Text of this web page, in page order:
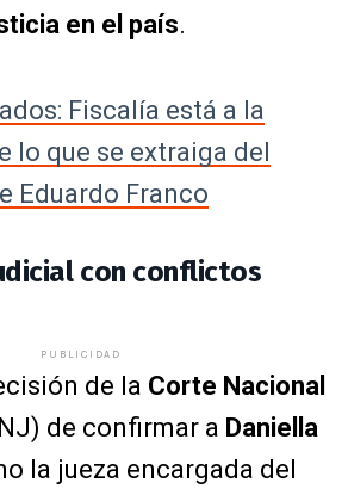
en el país.
Fiscalía está a la
lo que se extraiga del
Eduardo Franco
con conflictos
PUBLICIDAD
de la Corte Nacional
de confirmar a Daniella
la jueza encargada del